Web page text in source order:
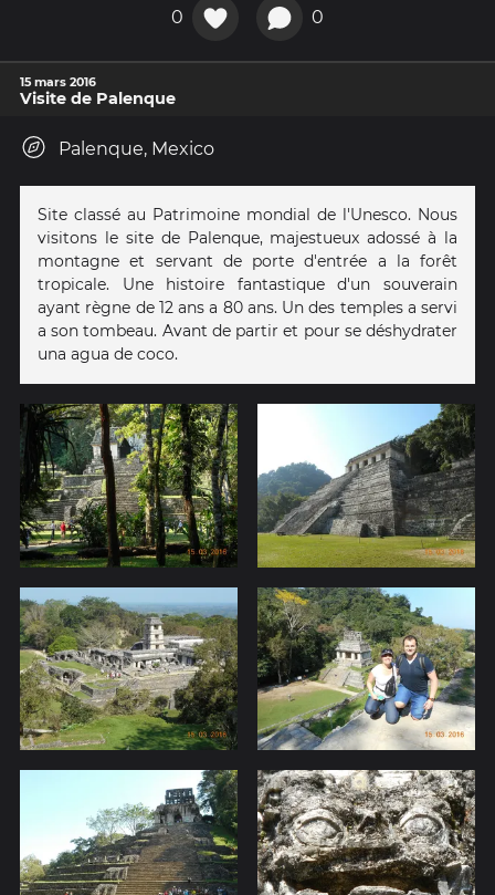
0 0
15 mars 2016
Visite de Palenque
Palenque, Mexico
Site classé au Patrimoine mondial de l'Unesco. Nous
visitons le site de Palenque, majestueux adossé à la
montagne et servant de porte d'entrée a la forêt
tropicale. Une histoire fantastique d'un souverain
ayant règne de 12 ans a 80 ans. Un des temples a servi
a son tombeau. Avant de partir et pour se déshydrater
una agua de coco.